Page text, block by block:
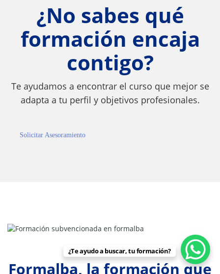
¿No sabes qué
formación encaja
contigo?
Te ayudamos a encontrar el curso que mejor se
adapta a tu perfil y objetivos profesionales.
Solicitar Asesoramiento
Formalba, la formación que
¿Te ayudo a buscar, tu formación?